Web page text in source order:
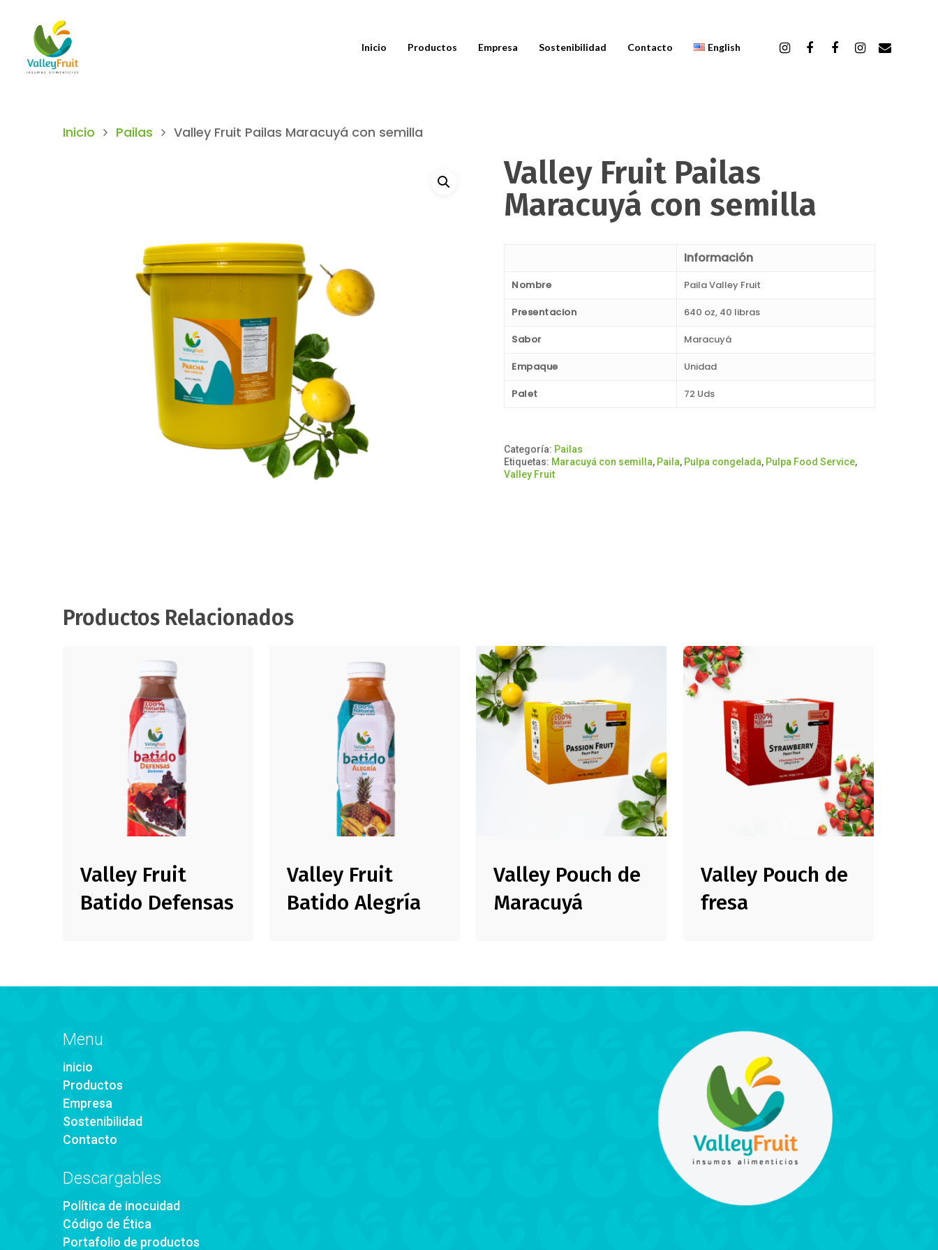
Hit enter to search or ESC to close
Inicio Productos Empresa Sostenibilidad Contacto English
Inicio Pailas Valley Fruit Pailas Maracuyá con semilla
Valley Fruit Pailas
Maracuyá con semilla
Información
Nombre Paila Valley Fruit
Presentacion 640 oz, 40 libras
Sabor Maracuyá
Empaque Unidad
Palet 72 Uds
Categoría: Pailas
Etiquetas: Maracuyá con semilla, Paila, Pulpa congelada, Pulpa Food Service,
Valley Fruit
Productos Relacionados
Valley Fruit
Batido Defensas
Valley Fruit
Batido Alegría
Valley Pouch de
Maracuyá
Valley Pouch de
fresa
Menu
inicio
Productos
Empresa
Sostenibilidad
Contacto
Descargables
Política de inocuidad
Código de Ética
Portafolio de productos